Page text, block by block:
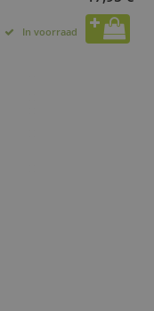
In voorraad